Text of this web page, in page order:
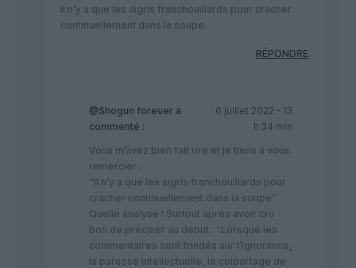
Il n’y a que les aigris franchouillards pour cracher
continuellement dans la soupe.
RÉPONDRE
@Shogun forever a
commenté :
6 juillet 2022 - 13
h 34 min
Vous m’avez bien fait rire et je tiens a vous
remercier :
“Il n’y a que les aigris franchouillards pour
cracher continuellement dans la soupe”
Quelle analyse ! Surtout après avoir cru
bon de préciser au début : “Lorsque les
commentaires sont fondés sur l’ignorance,
la paresse intellectuelle, le colportage de